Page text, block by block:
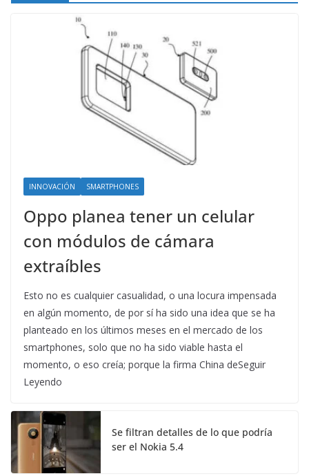
INNOVACIÓN SMARTPHONES
Oppo planea tener un celular
con módulos de cámara
extraíbles
Esto no es cualquier casualidad, o una locura impensada
en algún momento, de por sí ha sido una idea que se ha
planteado en los últimos meses en el mercado de los
smartphones, solo que no ha sido viable hasta el
momento, o eso creía; porque la firma China deSeguir
Leyendo
Se filtran detalles de lo que podría
ser el Nokia 5.4